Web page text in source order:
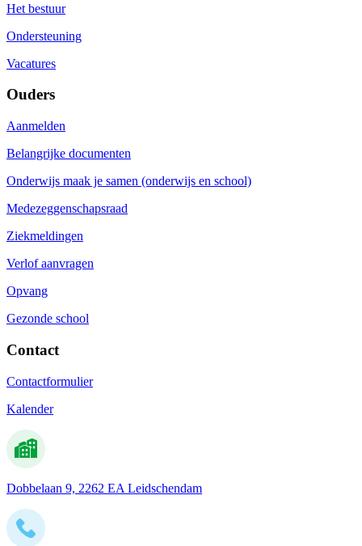
Het bestuur
Ondersteuning
Vacatures
Ouders
Aanmelden
Belangrijke documenten
Onderwijs maak je samen (onderwijs en school)
Medezeggenschapsraad
Ziekmeldingen
Verlof aanvragen
Opvang
Gezonde school
Contact
Contactformulier
Kalender
Dobbelaan 9, 2262 EA Leidschendam